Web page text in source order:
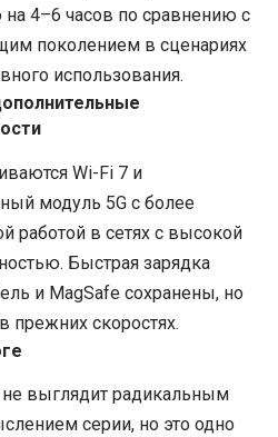
4–6 часов по сравнению с
поколением в сценариях
использования.
Wi-Fi 7 и
модуль 5G с более
работой в сетях с высокой
Быстрая зарядка
и MagSafe сохранены, но
прежних скоростях.
не выглядит радикальным
серии, но это одно